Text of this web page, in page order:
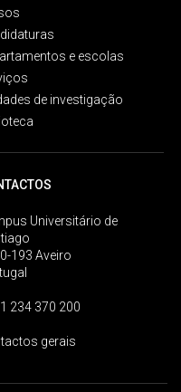
e escolas
de investigação
Universitário de
193 Aveiro
234 370 200
gerais